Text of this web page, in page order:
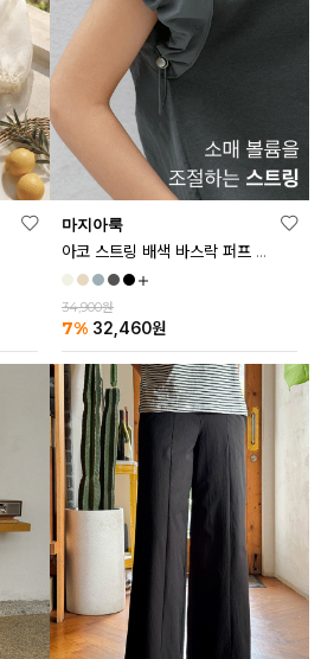
마지아룩
아코 스트링 배색 바스락 퍼프 반팔티
34,900원
7% 32,460원